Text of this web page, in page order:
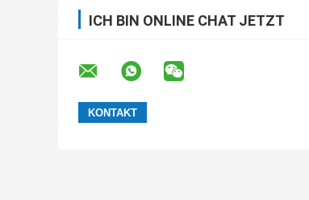
ICH BIN ONLINE CHAT JETZT